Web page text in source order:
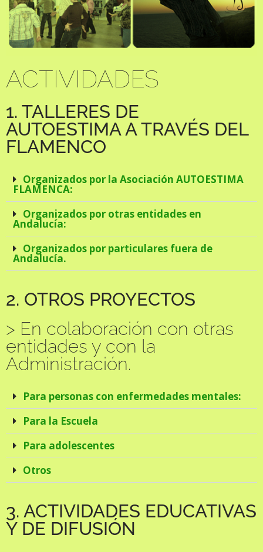
ACTIVIDADES
1. TALLERES DE
AUTOESTIMA A TRAVÉS DEL
FLAMENCO
Organizados por la Asociación AUTOESTIMA
FLAMENCA:
Organizados por otras entidades en
Andalucía:
Organizados por particulares fuera de
Andalucía.
2. OTROS PROYECTOS
> En colaboración con otras
entidades y con la
Administración.
Para personas con enfermedades mentales:
Para la Escuela
Para adolescentes
Otros
3. ACTIVIDADES EDUCATIVAS
Y DE DIFUSIÓN